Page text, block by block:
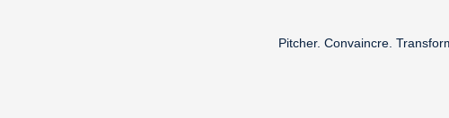
Pitcher. Convaincre.